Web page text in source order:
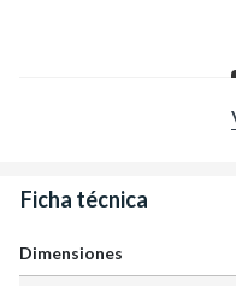
Ficha técnica
Dimensiones